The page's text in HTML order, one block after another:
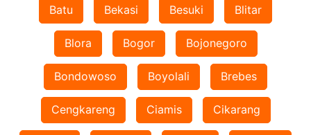
Batu Bekasi Besuki Blitar
Blora Bogor Bojonegoro
Bondowoso Boyolali Brebes
Cengkareng Ciamis Cikarang